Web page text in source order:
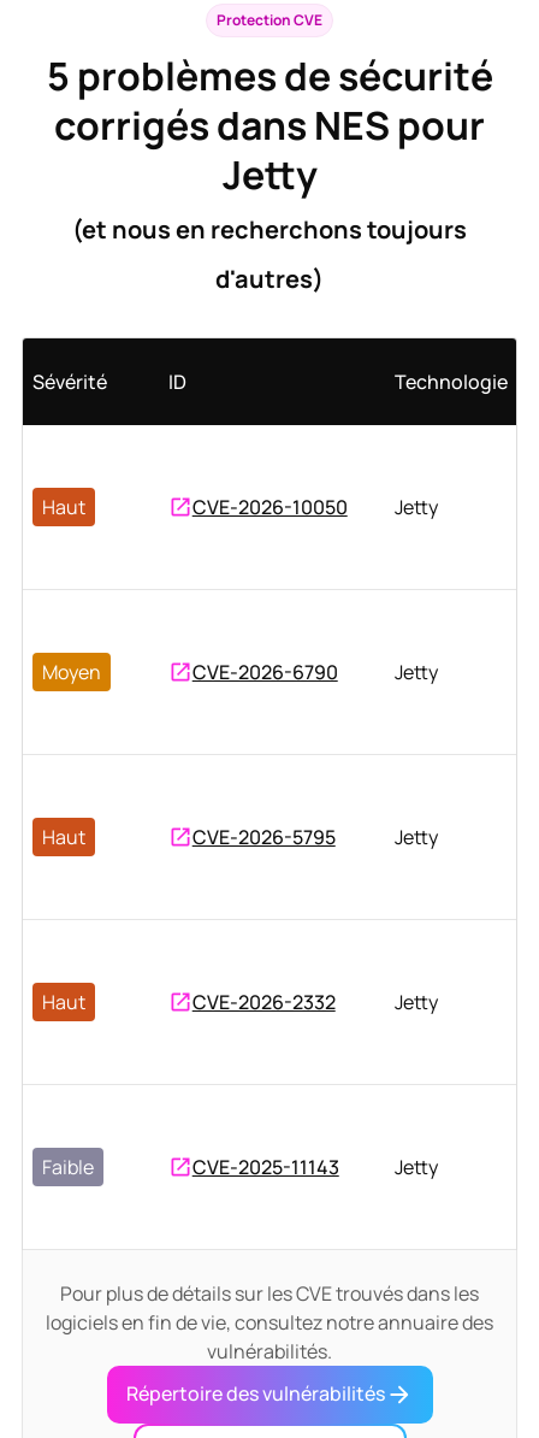
Protection CVE
5 problèmes de sécurité
corrigés dans NES pour
Jetty
(et nous en recherchons toujours
d'autres)
Sévérité ID Technologie
Haut CVE-2026-10050 Jetty
Moyen CVE-2026-6790 Jetty
Haut CVE-2026-5795 Jetty
Haut CVE-2026-2332 Jetty
Faible CVE-2025-11143 Jetty
Pour plus de détails sur les CVE trouvés dans les
logiciels en fin de vie, consultez notre annuaire des
vulnérabilités.
Répertoire des vulnérabilités